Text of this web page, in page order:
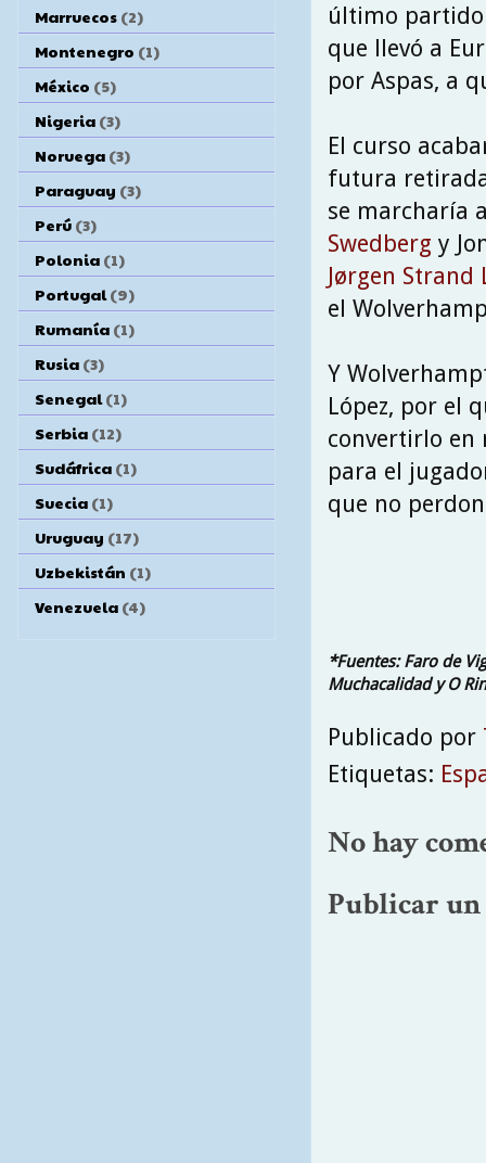
último
que llevó a
por Aspas, a
El curso
futura
se marcharía
Swedberg y
Jørgen Strand
el
Y
López, por el
convertirlo en
para el
que no
*Fuentes: Faro de
Muchacalidad y O
Publicado por
Etiquetas:
No hay
Publicar
Marruecos (2)
Montenegro (1)
México (5)
Nigeria (3)
Noruega (3)
Paraguay (3)
Perú (3)
Polonia (1)
Portugal (9)
Rumanía (1)
Rusia (3)
Senegal (1)
Serbia (12)
Sudáfrica (1)
Suecia (1)
Uruguay (17)
Uzbekistán (1)
Venezuela (4)